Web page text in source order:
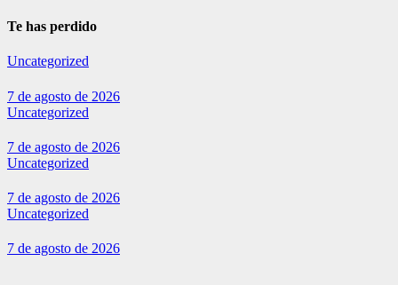
Te has perdido
Uncategorized
7 de agosto de 2026
Uncategorized
7 de agosto de 2026
Uncategorized
7 de agosto de 2026
Uncategorized
7 de agosto de 2026